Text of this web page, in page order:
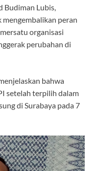
Budiman Lubis,
peran
organisasi
perubahan di
bahwa
setelah terpilih dalam
di Surabaya pada 7